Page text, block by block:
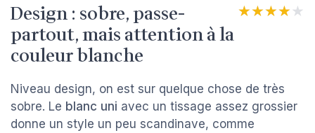
Design : sobre, passe-
partout, mais attention à la
couleur blanche
★★★★★
★★★★★
Niveau design, on est sur quelque chose de très
sobre. Le blanc uni avec un tissage assez grossier
donne un style un peu scandinave, comme